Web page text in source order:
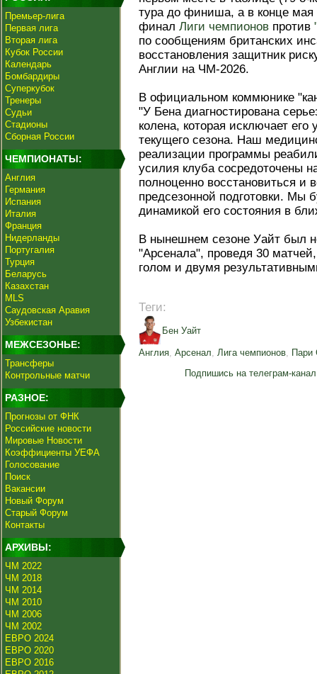
Премьер-лига
Первая лига
Вторая лига
Кубок России
Календарь
Бомбардиры
Суперкубок
Тренеры
Судьи
Стадионы
Сборная России
ЧЕМПИОНАТЫ:
Англия
Германия
Испания
Италия
Франция
Нидерланды
Португалия
Турция
Беларусь
Казахстан
MLS
Саудовская Аравия
Узбекистан
МЕЖСЕЗОНЬЕ:
Трансферы
Контрольные матчи
РАЗНОЕ:
Прогнозы от ФНК
Российские новости
Мировые Новости
Коэффициенты УЕФА
Голосование
Поиск
Вакансии
Новый Форум
Старый Форум
Контакты
АРХИВЫ:
ЧМ 2022
ЧМ 2018
ЧМ 2014
ЧМ 2010
ЧМ 2006
ЧМ 2002
ЕВРО 2024
ЕВРО 2020
ЕВРО 2016
тура до финиша, а в конце мая
финал Лиги чемпионов против
по сообщениям британских
восстановления защитник
Англии на ЧМ-2026.
В официальном коммюнике
"У Бена диагностирована
колена, которая исключает
текущего сезона. Наш
реализации программы
усилия клуба сосредоточены
полноценно восстановиться и
предсезонной подготовки. Мы
динамикой его состояния в
В нынешнем сезоне Уайт был
"Арсенала", проведя 30
голом и двумя
Теги:
Бен Уайт
Англия, Арсенал, Лига чемпионов, Пари
Подпишись на телеграм-